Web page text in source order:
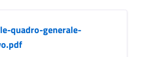
quadro-generale-